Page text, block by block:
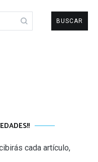
cada artículo,